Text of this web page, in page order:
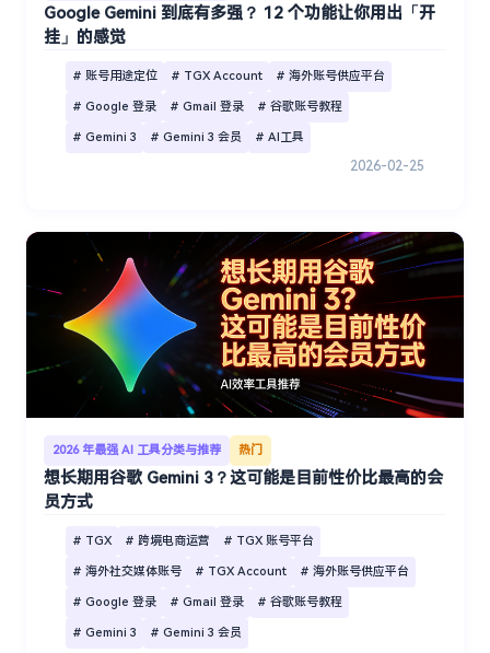
Google Gemini 到底有多强？ 12 个功能让你用出「开
挂」的感觉
# 账号用途定位 # TGX Account # 海外账号供应平台
# Google 登录 # Gmail 登录 # 谷歌账号教程
# Gemini 3 # Gemini 3 会员 # AI工具
2026-02-25
2026 年最强 AI 工具分类与推荐 热门
想长期用谷歌 Gemini 3？这可能是目前性价比最高的会
员方式
# TGX # 跨境电商运营 # TGX 账号平台
# 海外社交媒体账号 # TGX Account # 海外账号供应平台
# Google 登录 # Gmail 登录 # 谷歌账号教程
# Gemini 3 # Gemini 3 会员